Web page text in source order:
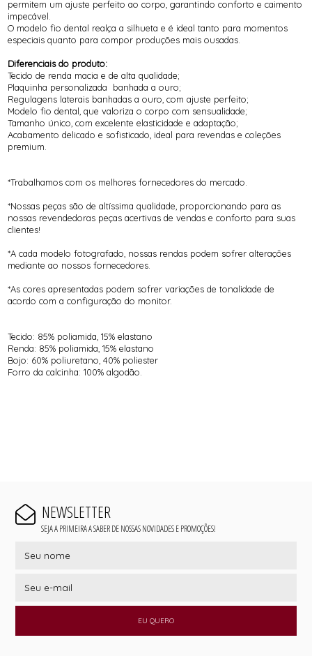
permitem um ajuste perfeito ao corpo, garantindo conforto e caimento
impecável.
O modelo fio dental realça a silhueta e é ideal tanto para momentos
especiais quanto para compor produções mais ousadas.
Diferenciais do produto:
Tecido de renda macia e de alta qualidade;
Plaquinha personalizada banhada a ouro;
Regulagens laterais banhadas a ouro, com ajuste perfeito;
Modelo fio dental, que valoriza o corpo com sensualidade;
Tamanho único, com excelente elasticidade e adaptação;
Acabamento delicado e sofisticado, ideal para revendas e coleções
premium.
*Trabalhamos com os melhores fornecedores do mercado.
*Nossas peças são de altíssima qualidade, proporcionando para as
nossas revendedoras peças acertivas de vendas e conforto para suas
clientes!
*A cada modelo fotografado, nossas rendas podem sofrer alterações
mediante ao nossos fornecedores.
*As cores apresentadas podem sofrer variações de tonalidade de
acordo com a configuração do monitor.
Tecido: 85% poliamida, 15% elastano
Renda: 85% poliamida, 15% elastano
Bojo: 60% poliuretano, 40% poliester
Forro da calcinha: 100% algodão.
NEWSLETTER
SEJA A PRIMEIRA A SABER DE NOSSAS NOVIDADES E PROMOÇÕES!
EU QUERO